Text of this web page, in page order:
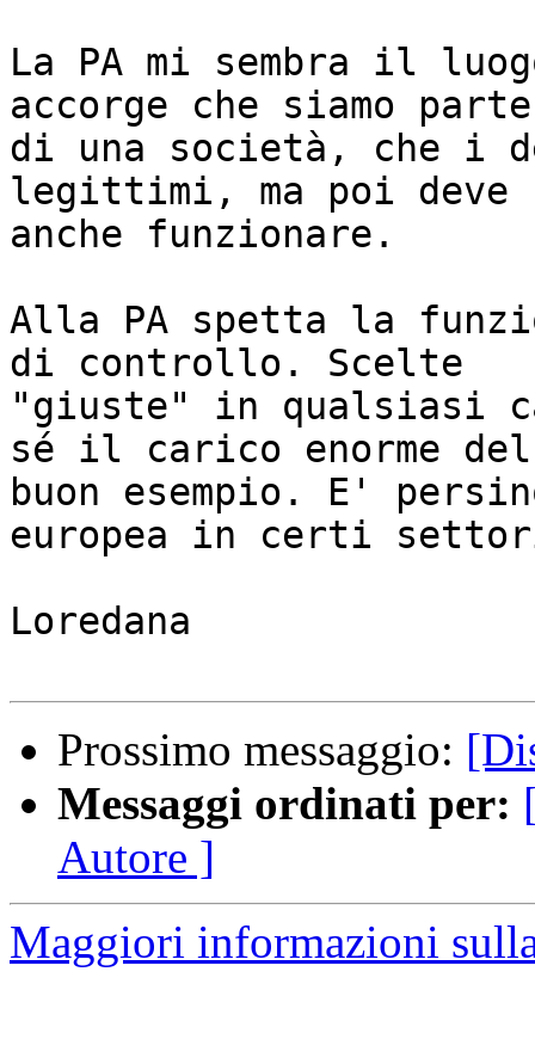
La PA mi sembra il
accorge che siamo parte
di una società, che i
legittimi, ma poi deve
anche funzionare.
Alla PA spetta la
di controllo. Scelte
"giuste" in qualsiasi
sé il carico enorme del
buon esempio. E'
europea in certi
Loredana
Prossimo messaggio:
Messaggi ordinati per:
Autore ]
Maggiori informazioni